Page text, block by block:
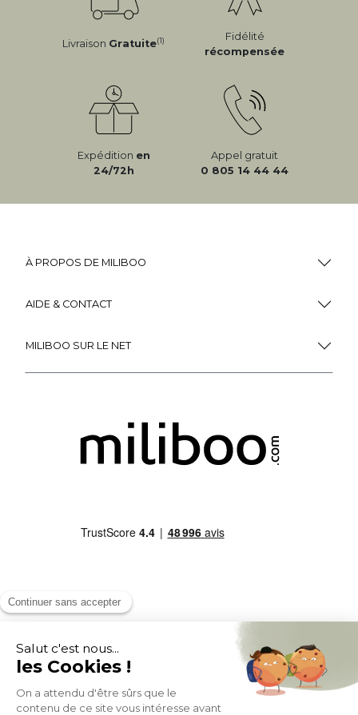
Livraison Gratuite(1)
Fidélité
récompensée
Expédition en
24/72h
Appel gratuit
0 805 14 44 44
À PROPOS DE MILIBOO
AIDE & CONTACT
MILIBOO SUR LE NET
MOYENS DE PAIEMENT